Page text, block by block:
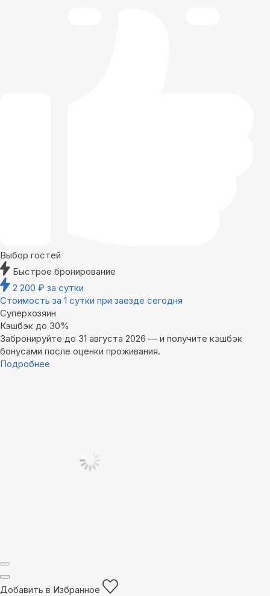
Выбор гостей
Быстрое бронирование
2 200 ₽ за сутки
Стоимость за 1 сутки при заезде сегодня
Суперхозяин
Кэшбэк до 30%
Забронируйте до 31 августа 2026 — и получите кэшбэк
бонусами после оценки проживания.
Подробнее
Добавить в Избранное